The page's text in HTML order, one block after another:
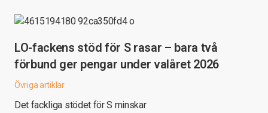
LO-fackens stöd för S rasar – bara två
förbund ger pengar under valåret 2026
Övriga artiklar
Det fackliga stödet för S minskar